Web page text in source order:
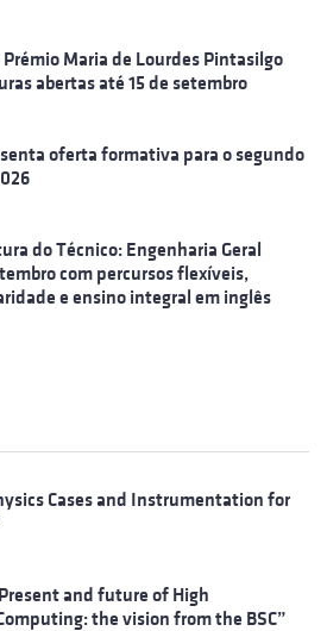
Prémio Maria de Lourdes Pintasilgo
abertas até 15 de setembro
oferta formativa para o segundo
do Técnico: Engenharia Geral
com percursos flexíveis,
e ensino integral em inglês
Cases and Instrumentation for
and future of High
the vision from the BSC”